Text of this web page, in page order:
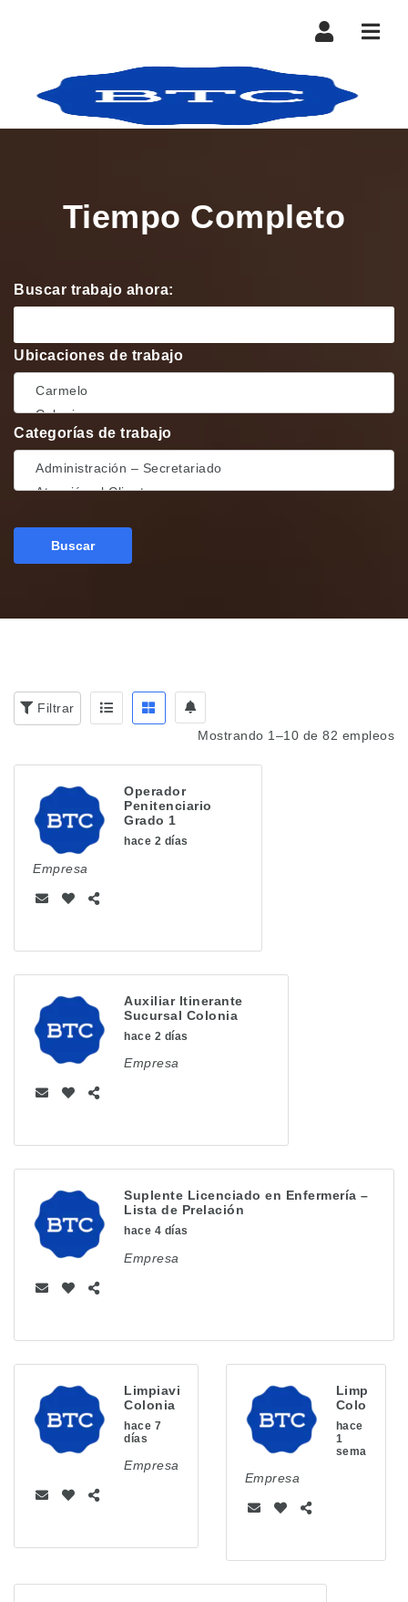
Tiempo Completo
Buscar trabajo ahora:
Ubicaciones de trabajo
Categorías de trabajo
Buscar
Filtrar
Mostrando 1–10 de 82 empleos
Operador
Penitenciario
Grado 1
hace 2 días
Empresa
Auxiliar Itinerante
Sucursal Colonia
hace 2 días
Empresa
Suplente Licenciado en Enfermería –
Lista de Prelación
hace 4 días
Empresa
Limpiavidrios
Colonia
hace 7
días
Empresa
Limpiador
Colonia
hace
1
semana
Empresa